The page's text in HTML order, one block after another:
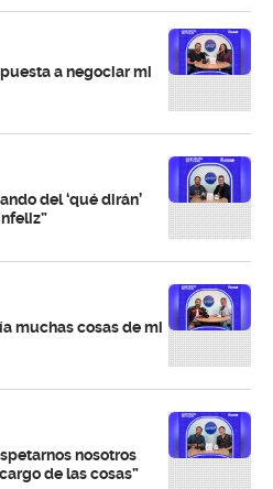
a negociar mi
del ‘qué dirán’
muchas cosas de mi
nosotros
de las cosas”